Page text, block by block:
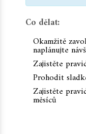
Co dělat:
Okamžitě
naplánujte
Zajistěte
Prohodit
Zajistěte
měsíců